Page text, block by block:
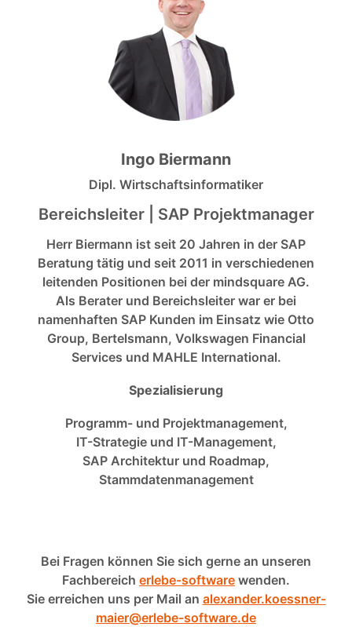
Ingo Biermann
Dipl. Wirtschaftsinformatiker
Bereichsleiter | SAP Projektmanager
Herr Biermann ist seit 20 Jahren in der SAP
Beratung tätig und seit 2011 in verschiedenen
leitenden Positionen bei der mindsquare AG.
Als Berater und Bereichsleiter war er bei
namenhaften SAP Kunden im Einsatz wie Otto
Group, Bertelsmann, Volkswagen Financial
Services und MAHLE International.
Spezialisierung
Programm- und Projektmanagement,
IT-Strategie und IT-Management,
SAP Architektur und Roadmap,
Stammdatenmanagement
Bei Fragen können Sie sich gerne an unseren
Fachbereich erlebe-software wenden.
Sie erreichen uns per Mail an alexander.koessner-
maier@erlebe-software.de